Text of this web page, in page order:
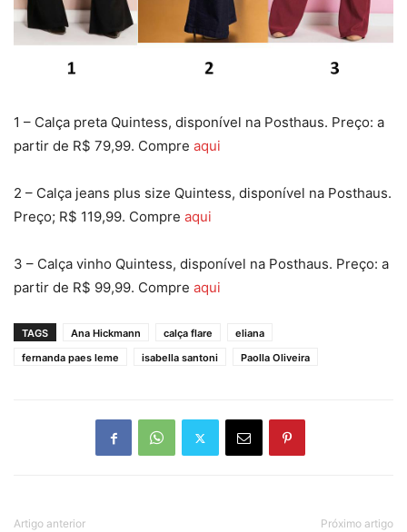
1 – Calça preta Quintess, disponível na Posthaus. Preço: a
partir de R$ 79,99. Compre aqui
2 – Calça jeans plus size Quintess, disponível na Posthaus.
Preço; R$ 119,99. Compre aqui
3 – Calça vinho Quintess, disponível na Posthaus. Preço: a
partir de R$ 99,99. Compre aqui
TAGS Ana Hickmann calça flare
eliana
fernanda paes leme
isabella santoni Paolla Oliveira
Artigo anterior Próximo artigo